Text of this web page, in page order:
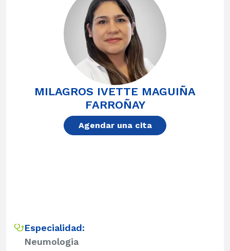
MILAGROS IVETTE MAGUIÑA
FARROÑAY
Agendar una cita
Especialidad:
Neumologia